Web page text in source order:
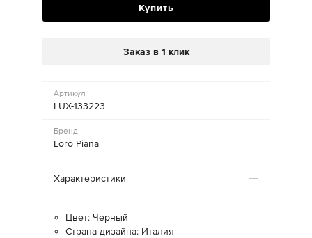
Купить
Заказ в 1 клик
Артикул
LUX-133223
Бренд
Loro Piana
Характеристики
Цвет: Черный
Страна дизайна: Италия